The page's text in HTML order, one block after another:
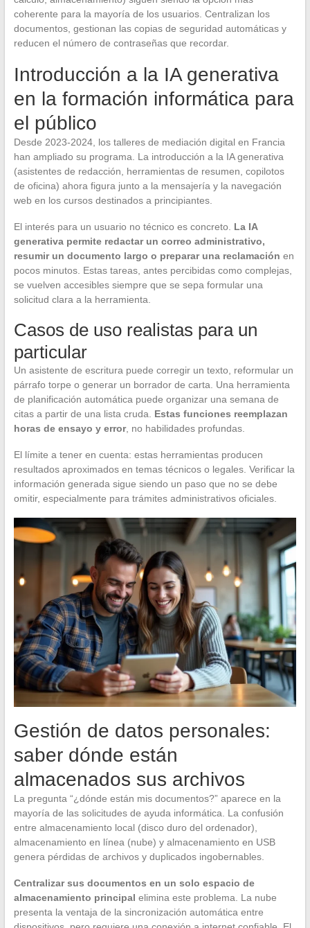
coherente para la mayoría de los usuarios. Centralizan los
documentos, gestionan las copias de seguridad automáticas y
reducen el número de contraseñas que recordar.
Introducción a la IA generativa
en la formación informática para
el público
Desde 2023-2024, los talleres de mediación digital en Francia
han ampliado su programa. La introducción a la IA generativa
(asistentes de redacción, herramientas de resumen, copilotos
de oficina) ahora figura junto a la mensajería y la navegación
web en los cursos destinados a principiantes.
El interés para un usuario no técnico es concreto. La IA
generativa permite redactar un correo administrativo,
resumir un documento largo o preparar una reclamación en
pocos minutos. Estas tareas, antes percibidas como complejas,
se vuelven accesibles siempre que se sepa formular una
solicitud clara a la herramienta.
Casos de uso realistas para un
particular
Un asistente de escritura puede corregir un texto, reformular un
párrafo torpe o generar un borrador de carta. Una herramienta
de planificación automática puede organizar una semana de
citas a partir de una lista cruda. Estas funciones reemplazan
horas de ensayo y error, no habilidades profundas.
El límite a tener en cuenta: estas herramientas producen
resultados aproximados en temas técnicos o legales. Verificar la
información generada sigue siendo un paso que no se debe
omitir, especialmente para trámites administrativos oficiales.
Gestión de datos personales:
saber dónde están
almacenados sus archivos
La pregunta “¿dónde están mis documentos?” aparece en la
mayoría de las solicitudes de ayuda informática. La confusión
entre almacenamiento local (disco duro del ordenador),
almacenamiento en línea (nube) y almacenamiento en USB
genera pérdidas de archivos y duplicados ingobernables.
Centralizar sus documentos en un solo espacio de
almacenamiento principal elimina este problema. La nube
presenta la ventaja de la sincronización automática entre